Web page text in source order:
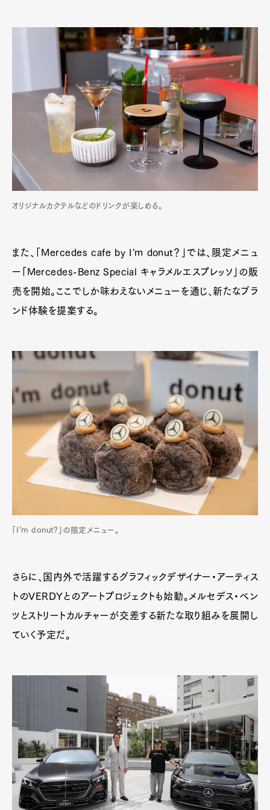
オリジナルカクテルなどのドリンクが楽しめる。
また、「Mercedes cafe by I'm donut？」では、限定メニュ
ー「Mercedes-Benz Special キャラメルエスプレッソ」の販
売を開始。ここでしか味わえないメニューを通じ、新たなブラ
ンド体験を提案する。
「I’m donut?」の限定メニュー。
さらに、国内外で活躍するグラフィックデザイナー・アーティス
トのVERDYとのアートプロジェクトも始動。メルセデス・ベン
ツとストリートカルチャーが交差する新たな取り組みを展開し
ていく予定だ。